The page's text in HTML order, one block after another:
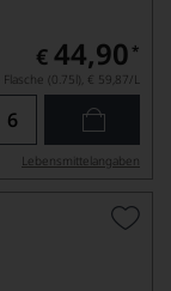
€ 44,90 *
(0.75l), € 59,87/L
Lebensmittel­angaben